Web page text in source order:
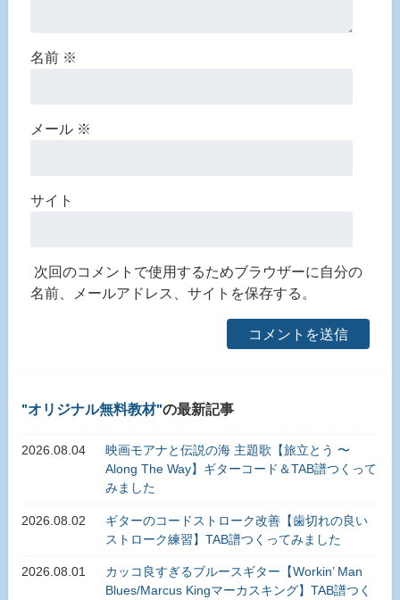
名前 ※
メール ※
サイト
次回のコメントで使用するためブラウザーに自分の
名前、メールアドレス、サイトを保存する。
オリジナル無料教材 の最新記事
2026.08.04
映画モアナと伝説の海 主題歌【旅立とう 〜
Along The Way】ギターコード＆TAB譜つくって
みました
2026.08.02
ギターのコードストローク改善【歯切れの良い
ストローク練習】TAB譜つくってみました
2026.08.01
カッコ良すぎるブルースギター【Workin’ Man
Blues/Marcus Kingマーカスキング】TAB譜つく